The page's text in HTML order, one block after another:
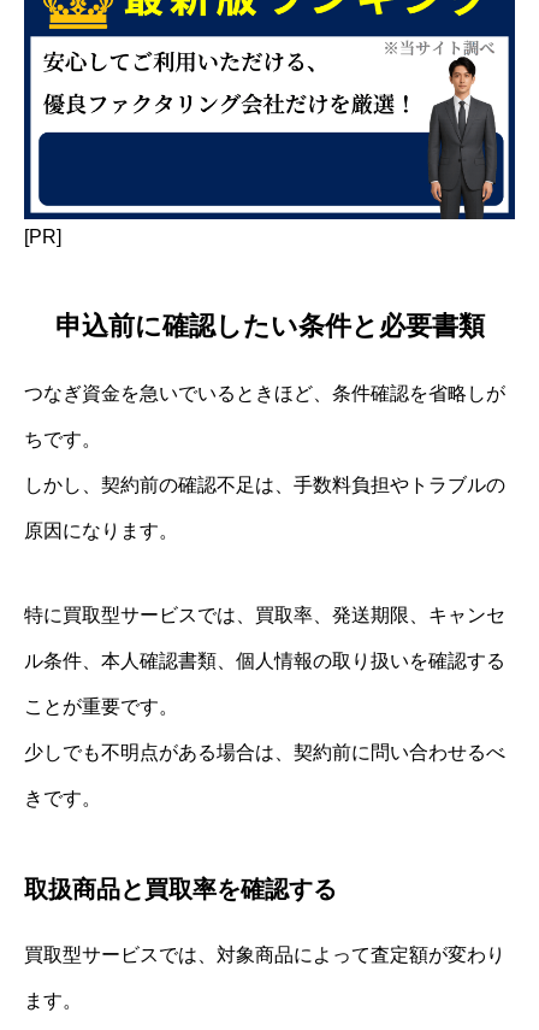
[PR]
申込前に確認したい条件と必要書類
つなぎ資金を急いでいるときほど、条件確認を省略しが
ちです。
しかし、契約前の確認不足は、手数料負担やトラブルの
原因になります。
特に買取型サービスでは、買取率、発送期限、キャンセ
ル条件、本人確認書類、個人情報の取り扱いを確認する
ことが重要です。
少しでも不明点がある場合は、契約前に問い合わせるべ
きです。
取扱商品と買取率を確認する
買取型サービスでは、対象商品によって査定額が変わり
ます。